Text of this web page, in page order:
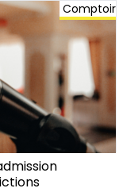
Comptoir